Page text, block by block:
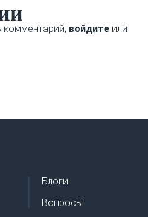
комментарий, войдите или
Блоги
Вопросы